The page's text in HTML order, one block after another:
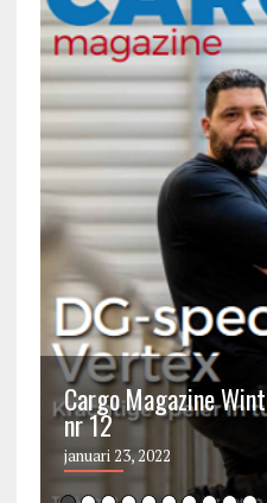
Cargo Magazine
nr 12
januari 23, 2022